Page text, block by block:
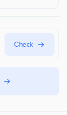
Check